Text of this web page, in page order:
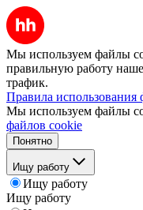
Мы используем файлы
правильную работу
трафик.
Правила использования
Мы используем файлы
файлов cookie
Понятно
Ищу работу
Ищу работу
Ищу работу